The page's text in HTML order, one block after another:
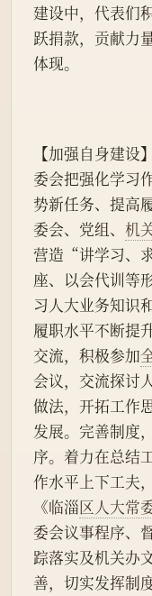
建设中，代表们
跃捐款，贡献力量
体现。
【加强自身建设
委会把强化学习
势新任务、提高
委会、党组、 机
营造“讲学习、
座、以会代训等
习人大业务知识
履职水平不断提
交流，积极参加
会议，交流探讨
做法，开拓工作
发展。完善制度
序。着力在总结
作水平上下工夫
《临淄区人大常
委会议事程序、
踪落实及机关办
善，切实发挥制